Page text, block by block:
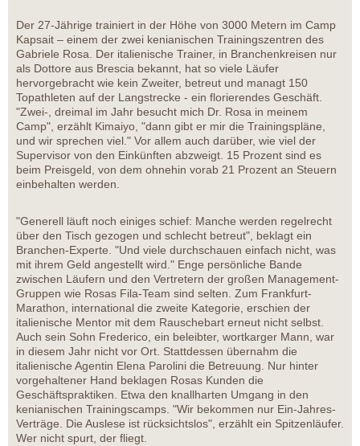
Der 27-Jährige trainiert in der Höhe von 3000 Metern im Camp
Kapsait – einem der zwei kenianischen Trainingszentren des
Gabriele Rosa. Der italienische Trainer, in Branchenkreisen nur
als Dottore aus Brescia bekannt, hat so viele Läufer
hervorgebracht wie kein Zweiter, betreut und managt 150
Topathleten auf der Langstrecke - ein florierendes Geschäft.
"Zwei-, dreimal im Jahr besucht mich Dr. Rosa in meinem
Camp", erzählt Kimaiyo, "dann gibt er mir die Trainingspläne,
und wir sprechen viel." Vor allem auch darüber, wie viel der
Supervisor von den Einkünften abzweigt. 15 Prozent sind es
beim Preisgeld, von dem ohnehin vorab 21 Prozent an Steuern
einbehalten werden.
"Generell läuft noch einiges schief: Manche werden regelrecht
über den Tisch gezogen und schlecht betreut", beklagt ein
Branchen-Experte. "Und viele durchschauen einfach nicht, was
mit ihrem Geld angestellt wird." Enge persönliche Bande
zwischen Läufern und den Vertretern der großen Management-
Gruppen wie Rosas Fila-Team sind selten. Zum Frankfurt-
Marathon, international die zweite Kategorie, erschien der
italienische Mentor mit dem Rauschebart erneut nicht selbst.
Auch sein Sohn Frederico, ein beleibter, wortkarger Mann, war
in diesem Jahr nicht vor Ort. Stattdessen übernahm die
italienische Agentin Elena Parolini die Betreuung. Nur hinter
vorgehaltener Hand beklagen Rosas Kunden die
Geschäftspraktiken. Etwa den knallharten Umgang in den
kenianischen Trainingscamps. "Wir bekommen nur Ein-Jahres-
Verträge. Die Auslese ist rücksichtslos", erzählt ein Spitzenläufer.
Wer nicht spurt, der fliegt.